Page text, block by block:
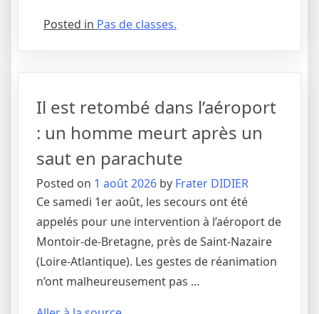
Posted in Pas de classes.
Il est retombé dans l’aéroport
: un homme meurt après un
saut en parachute
Posted on 1 août 2026 by Frater DIDIER
Ce samedi 1er août, les secours ont été
appelés pour une intervention à l’aéroport de
Montoir-de-Bretagne, près de Saint-Nazaire
(Loire-Atlantique). Les gestes de réanimation
n’ont malheureusement pas …